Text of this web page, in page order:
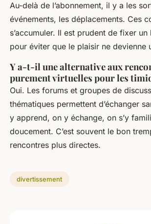
Au-delà de l’abonnement, il y a les
événements, les déplacements. Ces
s’accumuler. Il est prudent de fixer
pour éviter que le plaisir ne devienne
Y a-t-il une alternative aux
purement virtuelles pour les
Oui. Les forums et groupes de
thématiques permettent d’échanger
y apprend, on y échange, on s’y
doucement. C’est souvent le bon
rencontres plus directes.
divertissement